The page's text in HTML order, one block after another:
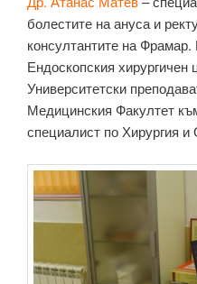
болестите на ануса и
консултантите на
Ендоскопския хирургичен
Университетски
Медицинския Факултет
специалист по Хирургия и